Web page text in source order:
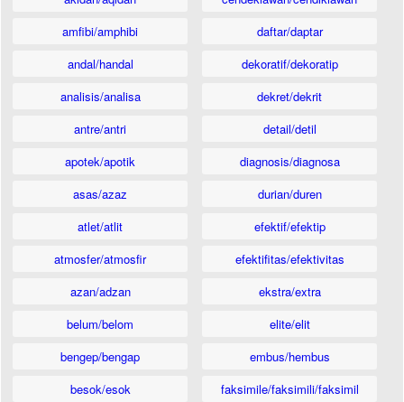
amfibi/amphibi
andal/handal
analisis/analisa
antre/antri
apotek/apotik
asas/azaz
atlet/atlit
atmosfer/atmosfir
azan/adzan
belum/belom
bengep/bengap
besok/esok
daftar/daptar
dekoratif/dekoratip
dekret/dekrit
detail/detil
diagnosis/diagnosa
durian/duren
efektif/efektip
efektifitas/efektivitas
ekstra/extra
elite/elit
embus/hembus
faksimile/faksimili/faksimil